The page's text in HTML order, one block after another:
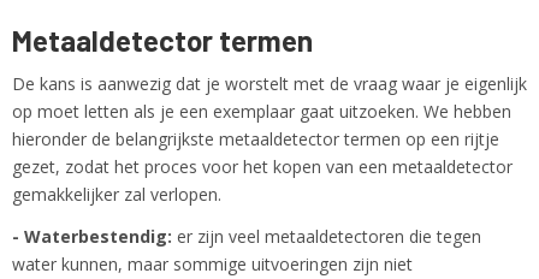
Metaaldetector termen
De kans is aanwezig dat je worstelt met de vraag waar je eigenlijk
op moet letten als je een exemplaar gaat uitzoeken. We hebben
hieronder de belangrijkste metaaldetector termen op een rijtje
gezet, zodat het proces voor het kopen van een metaaldetector
gemakkelijker zal verlopen.
- Waterbestendig: er zijn veel metaaldetectoren die tegen
water kunnen, maar sommige uitvoeringen zijn niet